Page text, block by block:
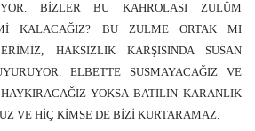
BİZLER BU KAHROLASI ZULÜM
KALACAĞIZ? BU ZULME ORTAK MI
HAKSIZLIK KARŞISINDA SUSAN
ELBETTE SUSMAYACAĞIZ VE
YOKSA BATILIN KARANLIK
VE HİÇ KİMSE DE BİZİ KURTARAMAZ.